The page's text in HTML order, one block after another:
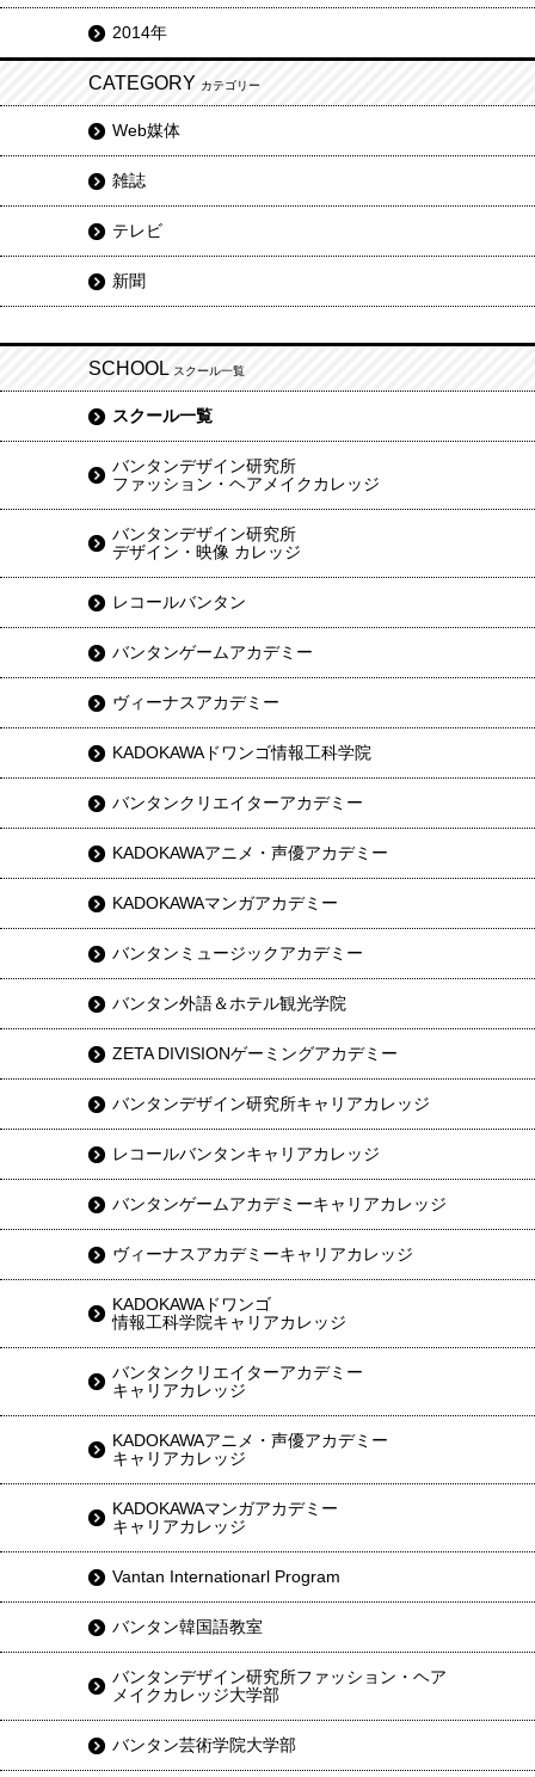
2014年
CATEGORY カテゴリー
Web媒体
雑誌
テレビ
新聞
SCHOOL スクール一覧
スクール一覧
バンタンデザイン研究所
ファッション・ヘアメイクカレッジ
バンタンデザイン研究所
デザイン・映像 カレッジ
レコールバンタン
バンタンゲームアカデミー
ヴィーナスアカデミー
KADOKAWAドワンゴ情報工科学院
バンタンクリエイターアカデミー
KADOKAWAアニメ・声優アカデミー
KADOKAWAマンガアカデミー
バンタンミュージックアカデミー
バンタン外語＆ホテル観光学院
ZETA DIVISIONゲーミングアカデミー
バンタンデザイン研究所キャリアカレッジ
レコールバンタンキャリアカレッジ
バンタンゲームアカデミーキャリアカレッジ
ヴィーナスアカデミーキャリアカレッジ
KADOKAWAドワンゴ
情報工科学院キャリアカレッジ
バンタンクリエイターアカデミー
キャリアカレッジ
KADOKAWAアニメ・声優アカデミー
キャリアカレッジ
KADOKAWAマンガアカデミー
キャリアカレッジ
Vantan Internationarl Program
バンタン韓国語教室
バンタンデザイン研究所ファッション・ヘア
メイクカレッジ大学部
バンタン芸術学院大学部